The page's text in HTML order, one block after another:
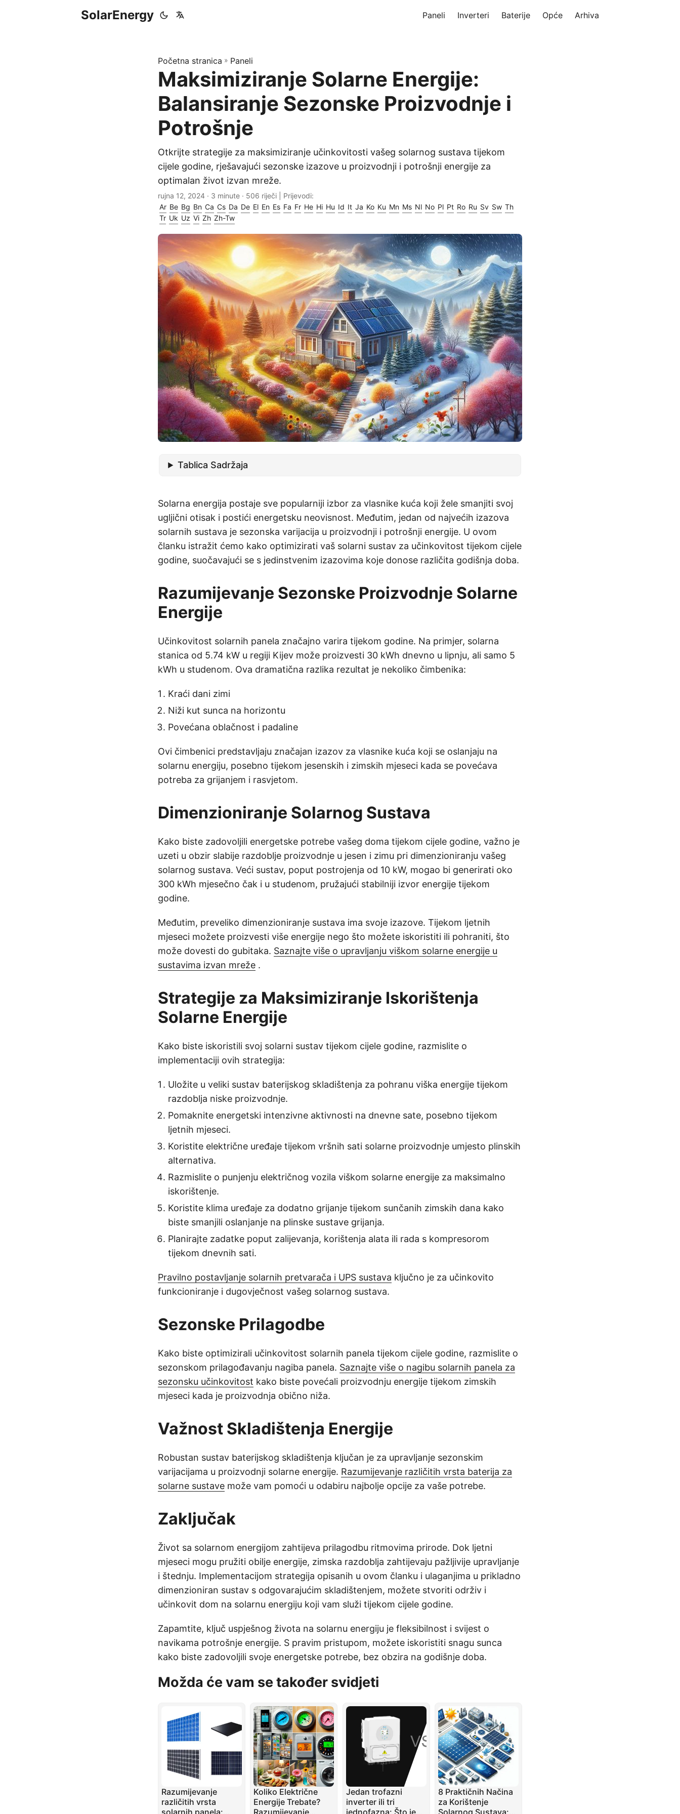
SolarEnergy Paneli Inverteri Baterije Opće Arhiva
Početna stranica » Paneli
Maksimiziranje Solarne Energije:
Balansiranje Sezonske Proizvodnje i
Potrošnje
Otkrijte strategije za maksimiziranje učinkovitosti vašeg solarnog sustava tijekom
cijele godine, rješavajući sezonske izazove u proizvodnji i potrošnji energije za
optimalan život izvan mreže.
rujna 12, 2024 · 3 minute · 506 riječi | Prijevodi:
Ar Be Bg Bn Ca Cs Da De El En Es Fa Fr He Hi Hu Id It Ja Ko Ku Mn Ms Nl No Pl Pt Ro Ru Sv Sw Th
Tr Uk Uz Vi Zh Zh-Tw
Tablica Sadržaja
Solarna energija postaje sve popularniji izbor za vlasnike kuća koji žele smanjiti svoj
ugljični otisak i postići energetsku neovisnost. Međutim, jedan od najvećih izazova
solarnih sustava je sezonska varijacija u proizvodnji i potrošnji energije. U ovom
članku istražit ćemo kako optimizirati vaš solarni sustav za učinkovitost tijekom cijele
godine, suočavajući se s jedinstvenim izazovima koje donose različita godišnja doba.
Razumijevanje Sezonske Proizvodnje Solarne
Energije
Učinkovitost solarnih panela značajno varira tijekom godine. Na primjer, solarna
stanica od 5.74 kW u regiji Kijev može proizvesti 30 kWh dnevno u lipnju, ali samo 5
kWh u studenom. Ova dramatična razlika rezultat je nekoliko čimbenika:
Kraći dani zimi
Niži kut sunca na horizontu
Povećana oblačnost i padaline
Ovi čimbenici predstavljaju značajan izazov za vlasnike kuća koji se oslanjaju na
solarnu energiju, posebno tijekom jesenskih i zimskih mjeseci kada se povećava
potreba za grijanjem i rasvjetom.
Dimenzioniranje Solarnog Sustava
Kako biste zadovoljili energetske potrebe vašeg doma tijekom cijele godine, važno je
uzeti u obzir slabije razdoblje proizvodnje u jesen i zimu pri dimenzioniranju vašeg
solarnog sustava. Veći sustav, poput postrojenja od 10 kW, mogao bi generirati oko
300 kWh mjesečno čak i u studenom, pružajući stabilniji izvor energije tijekom
godine.
Međutim, preveliko dimenzioniranje sustava ima svoje izazove. Tijekom ljetnih
mjeseci možete proizvesti više energije nego što možete iskoristiti ili pohraniti, što
može dovesti do gubitaka. Saznajte više o upravljanju viškom solarne energije u
sustavima izvan mreže .
Strategije za Maksimiziranje Iskorištenja
Solarne Energije
Kako biste iskoristili svoj solarni sustav tijekom cijele godine, razmislite o
implementaciji ovih strategija:
Uložite u veliki sustav baterijskog skladištenja za pohranu viška energije tijekom
razdoblja niske proizvodnje.
Pomaknite energetski intenzivne aktivnosti na dnevne sate, posebno tijekom
ljetnih mjeseci.
Koristite električne uređaje tijekom vršnih sati solarne proizvodnje umjesto plinskih
alternativa.
Razmislite o punjenju električnog vozila viškom solarne energije za maksimalno
iskorištenje.
Koristite klima uređaje za dodatno grijanje tijekom sunčanih zimskih dana kako
biste smanjili oslanjanje na plinske sustave grijanja.
Planirajte zadatke poput zalijevanja, korištenja alata ili rada s kompresorom
tijekom dnevnih sati.
Pravilno postavljanje solarnih pretvarača i UPS sustava ključno je za učinkovito
funkcioniranje i dugovječnost vašeg solarnog sustava.
Sezonske Prilagodbe
Kako biste optimizirali učinkovitost solarnih panela tijekom cijele godine, razmislite o
sezonskom prilagođavanju nagiba panela. Saznajte više o nagibu solarnih panela za
sezonsku učinkovitost kako biste povećali proizvodnju energije tijekom zimskih
mjeseci kada je proizvodnja obično niža.
Važnost Skladištenja Energije
Robustan sustav baterijskog skladištenja ključan je za upravljanje sezonskim
varijacijama u proizvodnji solarne energije. Razumijevanje različitih vrsta baterija za
solarne sustave može vam pomoći u odabiru najbolje opcije za vaše potrebe.
Zaključak
Život sa solarnom energijom zahtijeva prilagodbu ritmovima prirode. Dok ljetni
mjeseci mogu pružiti obilje energije, zimska razdoblja zahtijevaju pažljivije upravljanje
i štednju. Implementacijom strategija opisanih u ovom članku i ulaganjima u prikladno
dimenzioniran sustav s odgovarajućim skladištenjem, možete stvoriti održiv i
učinkovit dom na solarnu energiju koji vam služi tijekom cijele godine.
Zapamtite, ključ uspješnog života na solarnu energiju je fleksibilnost i svijest o
navikama potrošnje energije. S pravim pristupom, možete iskoristiti snagu sunca
kako biste zadovoljili svoje energetske potrebe, bez obzira na godišnje doba.
Možda će vam se također svidjeti
Razumijevanje
različitih vrsta
solarnih panela:
Koliko Električne
Energije Trebate?
Razumijevanje
Jedan trofazni
inverter ili tri
jednofazna: Što je
8 Praktičnih Načina
za Korištenje
Solarnog Sustava: